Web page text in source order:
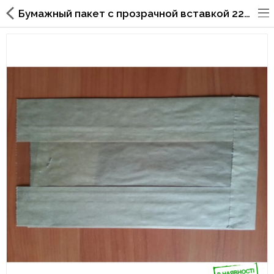
Бумажный пакет с прозрачной вставкой 220х120х50/40 мм 57
Упаковка для фаст
фуда,пиццерий,ресторанов
Стаканы, крышки, держатели,
трубочки
Упаковка для суши
Бумажные пакеты и уголки
Картонные коробки
изделий